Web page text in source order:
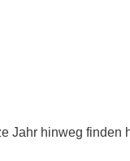
Jahr hinweg